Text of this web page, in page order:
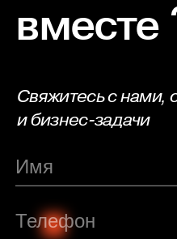
вместе
Свяжитесь с нами,
и бизнес-задачи